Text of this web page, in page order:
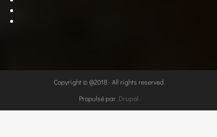
Copyright © @2018 · All rights reserved
Propulsé par Drupal